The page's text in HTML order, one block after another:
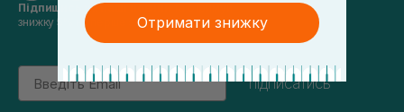
Підпишись на наші новини
знижку 5% на перше замовлення
Email
підписатись
Отримати знижку